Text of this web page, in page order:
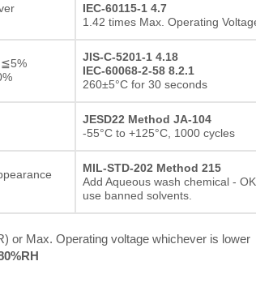
IEC-60115-1 4.7
1.42 times Max. Operating
≦5%
JIS-C-5201-1 4.18
IEC-60068-2-58 8.2.1
260±5°C for 30 seconds
JESD22 Method JA-104
-55°C to +125°C, 1000 cycles
MIL-STD-202 Method 215
Add Aqueous wash chemical -
use banned solvents.
or Max. Operating voltage whichever is lower